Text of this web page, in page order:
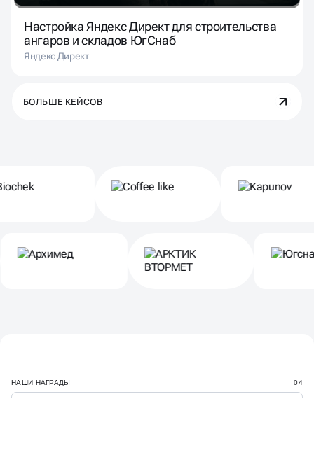
Настройка Яндекс Директ для строительства
ангаров и складов ЮгСнаб
Яндекс Директ
БОЛЬШЕ КЕЙСОВ
НАШИ НАГРАДЫ 04